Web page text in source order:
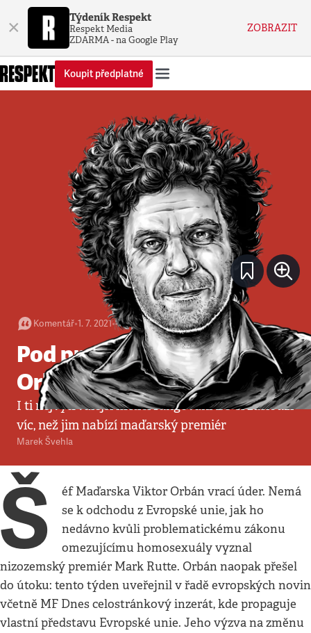
× Týdeník Respekt
Respekt Media
ZDARMA - na Google Play
ZOBRAZIT
Koupit předplatné
Komentář•1. 7. 2021•4minuty
Pod praporem Viktora
Orbána proti Bruselu
I ti nejvytrvalejší kritici fungování EU si zaslouží
víc, než jim nabízí maďarský premiér
Marek Švehla
Š
éf Maďarska Viktor Orbán vrací úder. Nemá
se k odchodu z Evropské unie, jak ho
nedávno kvůli problematickému zákonu
omezujícímu homosexuály vyznal
nizozemský premiér Mark Rutte. Orbán naopak přešel
do útoku: tento týden uveřejnil v řadě evropských novin
včetně MF Dnes celostránkový inzerát, kde propaguje
vlastní představu Evropské unie. Jeho výzva na změnu